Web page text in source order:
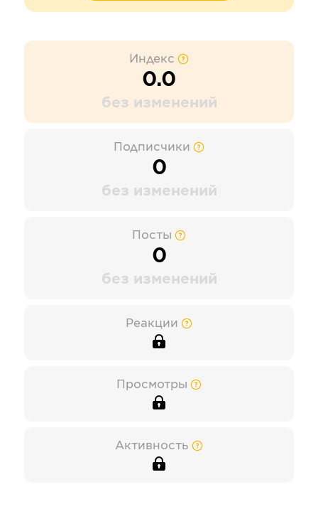
Индекс
0.0
без изменений
Подписчики
0
без изменений
Посты
0
без изменений
Реакции
Просмотры
Активность